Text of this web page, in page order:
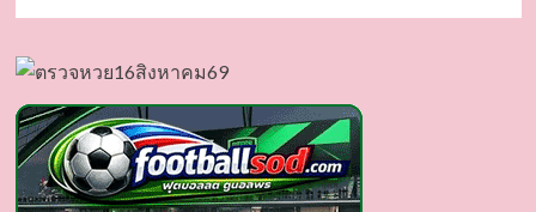
เจษฎา
หล่อ
หุ่น
ล้ำ
หน้า